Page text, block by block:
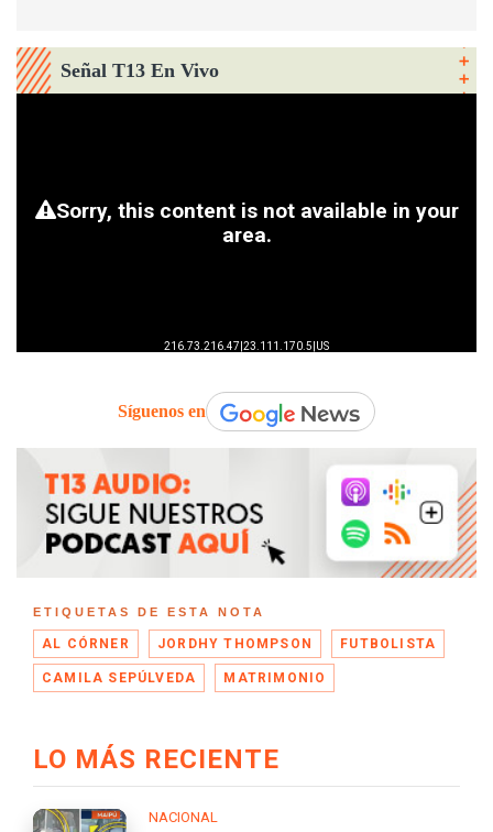
Señal T13 En Vivo
Síguenos en
ETIQUETAS DE ESTA NOTA
AL CÓRNER JORDHY THOMPSON FUTBOLISTA
CAMILA SEPÚLVEDA MATRIMONIO
LO MÁS RECIENTE
NACIONAL